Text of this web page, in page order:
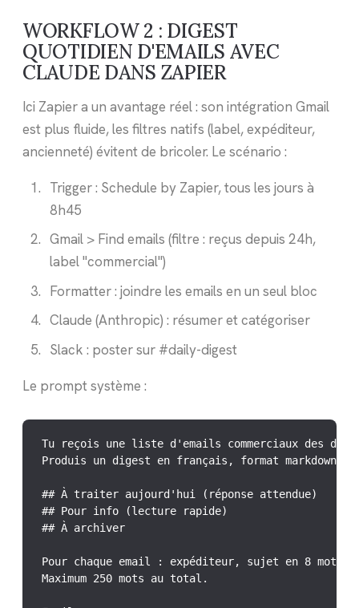
WORKFLOW 2 : DIGEST
QUOTIDIEN D'EMAILS AVEC
CLAUDE DANS ZAPIER
Ici Zapier a un avantage réel : son intégration Gmail
est plus fluide, les filtres natifs (label, expéditeur,
ancienneté) évitent de bricoler. Le scénario :
Trigger : Schedule by Zapier, tous les jours à
8h45
Gmail > Find emails (filtre : reçus depuis 24h,
label "commercial")
Formatter : joindre les emails en un seul bloc
Claude (Anthropic) : résumer et catégoriser
Slack : poster sur #daily-digest
Le prompt système :
Tu reçois une liste d'emails commerciaux des
Produis un digest en français, format markdown,
## À traiter aujourd'hui (réponse attendue)
## Pour info (lecture rapide)
## À archiver
Pour chaque email : expéditeur, sujet en 8 mots
Maximum 250 mots au total.